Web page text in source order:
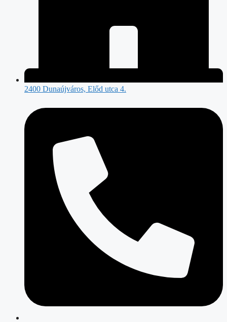
2400 Dunaújváros, Előd utca 4.